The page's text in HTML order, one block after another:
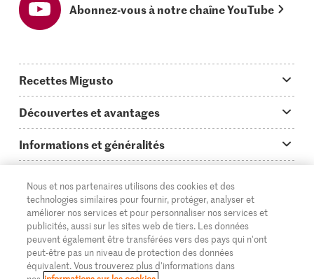
Abonnez-vous à notre chaîne YouTube
Recettes Migusto
Idées de menus
Plats principaux
Simple & vite prêt
Apéritif
Préparations au four
Découvertes et avantages
On en parle...
Tutoriels
Glossaire des ingrédients
Login Migusto
Informations et généralités
Questions concernant Migusto
Cuisiner avec Migusto
Service clientèle & contact
Publicité
Supermarché
Migros Online
À propos de Migros
DE FR IT
Nous et nos partenaires utilisons des cookies et des
technologies similaires pour fournir, protéger, analyser et
améliorer nos services et pour personnaliser nos services et
publicités, aussi sur les sites web de tiers. Les données
peuvent également être transférées vers des pays qui n'ont
peut-être pas un niveau de protection des données
équivalent. Vous trouverez plus d'informations dans